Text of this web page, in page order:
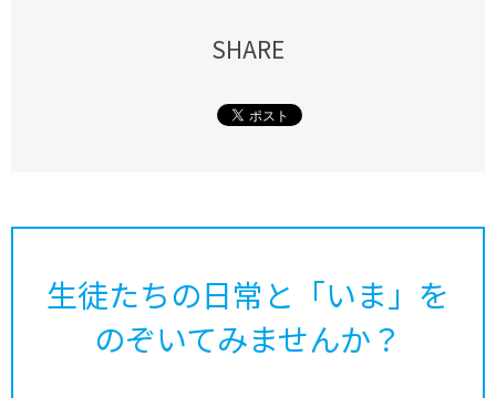
SHARE
生徒たちの日常と「いま」を
のぞいてみませんか？